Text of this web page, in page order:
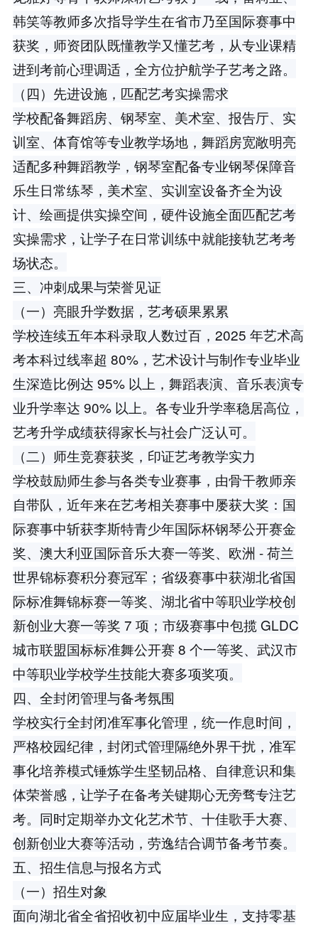
韩笑等教师多次指导学生在省市乃至国际赛事中
获奖，师资团队既懂教学又懂艺考，从专业课精
进到考前心理调适，全方位护航学子艺考之路。
（四）先进设施，匹配艺考实操需求
学校配备舞蹈房、钢琴室、美术室、报告厅、实
训室、体育馆等专业教学场地，舞蹈房宽敞明亮
适配多种舞蹈教学，钢琴室配备专业钢琴保障音
乐生日常练琴，美术室、实训室设备齐全为设
计、绘画提供实操空间，硬件设施全面匹配艺考
实操需求，让学子在日常训练中就能接轨艺考考
场状态。
三、冲刺成果与荣誉见证
（一）亮眼升学数据，艺考硕果累累
学校连续五年本科录取人数过百，2025 年艺术高
考本科过线率超 80%，艺术设计与制作专业毕业
生深造比例达 95% 以上，舞蹈表演、音乐表演专
业升学率达 90% 以上。各专业升学率稳居高位，
艺考升学成绩获得家长与社会广泛认可。
（二）师生竞赛获奖，印证艺考教学实力
学校鼓励师生参与各类专业赛事，由骨干教师亲
自带队，近年来在艺考相关赛事中屡获大奖：国
际赛事中斩获李斯特青少年国际杯钢琴公开赛金
奖、澳大利亚国际音乐大赛一等奖、欧洲 - 荷兰
世界锦标赛积分赛冠军；省级赛事中获湖北省国
际标准舞锦标赛一等奖、湖北省中等职业学校创
新创业大赛一等奖 7 项；市级赛事中包揽 GLDC
城市联盟国标标准舞公开赛 8 个一等奖、武汉市
中等职业学校学生技能大赛多项奖项。
四、全封闭管理与备考氛围
学校实行全封闭准军事化管理，统一作息时间，
严格校园纪律，封闭式管理隔绝外界干扰，准军
事化培养模式锤炼学生坚韧品格、自律意识和集
体荣誉感，让学子在备考关键期心无旁骛专注艺
考。同时定期举办文化艺术节、十佳歌手大赛、
创新创业大赛等活动，劳逸结合调节备考节奏。
五、招生信息与报名方式
（一）招生对象
面向湖北省全省招收初中应届毕业生，支持零基